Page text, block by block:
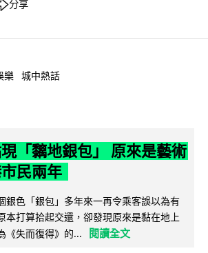
分享
樂 城中熱話
「黐地銀包」 原來是藝術
民兩年
銀色「銀包」多年來一再令乘客誤以為有
本打算拾起交還，卻發現原來是黏在地上
《失而復得》的...
閱讀全文